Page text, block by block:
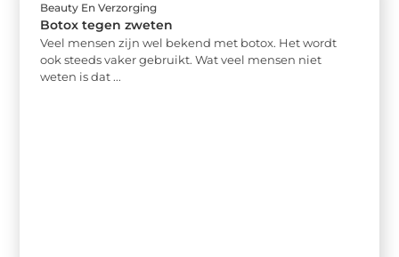
Beauty En Verzorging
Botox tegen zweten
Veel mensen zijn wel bekend met botox. Het wordt
ook steeds vaker gebruikt. Wat veel mensen niet
weten is dat ...